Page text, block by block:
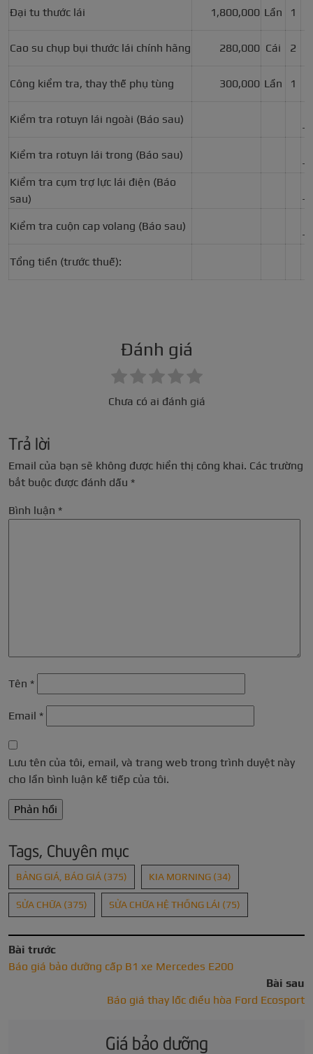
Đại tu thước lái 1,800,000 Lần 1
Cao su chụp bụi thước lái chính hãng 280,000 Cái 2
Công kiểm tra, thay thế phụ tùng 300,000 Lần 1
Kiểm tra rotuyn lái ngoài (Báo sau)
–
Kiểm tra rotuyn lái trong (Báo sau)
–
Kiểm tra cụm trợ lực lái điện (Báo
sau)
–
Kiểm tra cuộn cap volang (Báo sau)
–
Tổng tiền (trước thuế):
Đánh giá
Chưa có ai đánh giá
Trả lời
Email của bạn sẽ không được hiển thị công khai. Các trường
bắt buộc được đánh dấu *
Bình luận *
Tên *
Email *
Lưu tên của tôi, email, và trang web trong trình duyệt này
cho lần bình luận kế tiếp của tôi.
Tags, Chuyên mục
BẢNG GIÁ, BÁO GIÁ (375) KIA MORNING (34)
SỬA CHỮA (375) SỬA CHỮA HỆ THỐNG LÁI (75)
Bài trước
Báo giá bảo dưỡng cấp B1 xe Mercedes E200
Bài sau
Báo giá thay lốc điều hòa Ford Ecosport
Giá bảo dưỡng